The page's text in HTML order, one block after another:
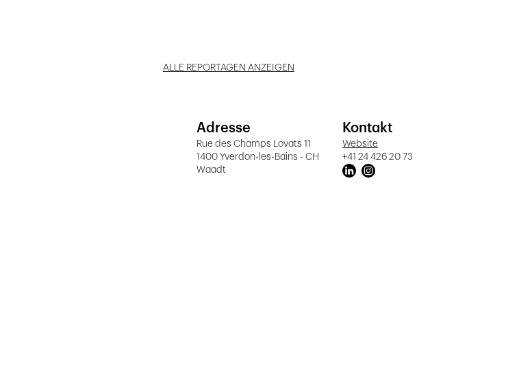
ALLE REPORTAGEN ANZEIGEN
Adresse
Rue des Champs Lovats 11
1400 Yverdon-les-Bains - CH
Waadt
Kontakt
Website
+41 24 426 20 73